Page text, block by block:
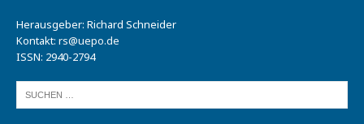
Herausgeber: Richard Schneider
Kontakt: rs@uepo.de
ISSN: 2940-2794